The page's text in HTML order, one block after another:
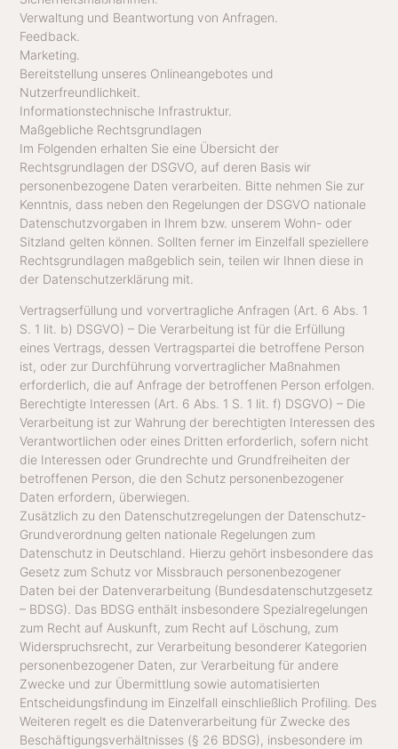
Verwaltung und Beantwortung von Anfragen.
Feedback.
Marketing.
Bereitstellung unseres Onlineangebotes und
Nutzerfreundlichkeit.
Informationstechnische Infrastruktur.
Maßgebliche Rechtsgrundlagen
Im Folgenden erhalten Sie eine Übersicht der
Rechtsgrundlagen der DSGVO, auf deren Basis wir
personenbezogene Daten verarbeiten. Bitte nehmen Sie zur
Kenntnis, dass neben den Regelungen der DSGVO nationale
Datenschutzvorgaben in Ihrem bzw. unserem Wohn- oder
Sitzland gelten können. Sollten ferner im Einzelfall speziellere
Rechtsgrundlagen maßgeblich sein, teilen wir Ihnen diese in
der Datenschutzerklärung mit.
Vertragserfüllung und vorvertragliche Anfragen (Art. 6 Abs. 1
S. 1 lit. b) DSGVO) – Die Verarbeitung ist für die Erfüllung
eines Vertrags, dessen Vertragspartei die betroffene Person
ist, oder zur Durchführung vorvertraglicher Maßnahmen
erforderlich, die auf Anfrage der betroffenen Person erfolgen.
Berechtigte Interessen (Art. 6 Abs. 1 S. 1 lit. f) DSGVO) – Die
Verarbeitung ist zur Wahrung der berechtigten Interessen des
Verantwortlichen oder eines Dritten erforderlich, sofern nicht
die Interessen oder Grundrechte und Grundfreiheiten der
betroffenen Person, die den Schutz personenbezogener
Daten erfordern, überwiegen.
Zusätzlich zu den Datenschutzregelungen der Datenschutz-
Grundverordnung gelten nationale Regelungen zum
Datenschutz in Deutschland. Hierzu gehört insbesondere das
Gesetz zum Schutz vor Missbrauch personenbezogener
Daten bei der Datenverarbeitung (Bundesdatenschutzgesetz
– BDSG). Das BDSG enthält insbesondere Spezialregelungen
zum Recht auf Auskunft, zum Recht auf Löschung, zum
Widerspruchsrecht, zur Verarbeitung besonderer Kategorien
personenbezogener Daten, zur Verarbeitung für andere
Zwecke und zur Übermittlung sowie automatisierten
Entscheidungsfindung im Einzelfall einschließlich Profiling. Des
Weiteren regelt es die Datenverarbeitung für Zwecke des
Beschäftigungsverhältnisses (§ 26 BDSG), insbesondere im